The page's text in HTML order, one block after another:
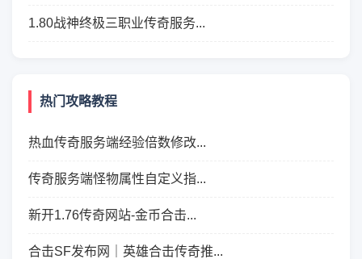
1.80战神终极三职业传奇服务...
热门攻略教程
热血传奇服务端经验倍数修改...
传奇服务端怪物属性自定义指...
新开1.76传奇网站-金币合击...
合击SF发布网｜英雄合击传奇推...